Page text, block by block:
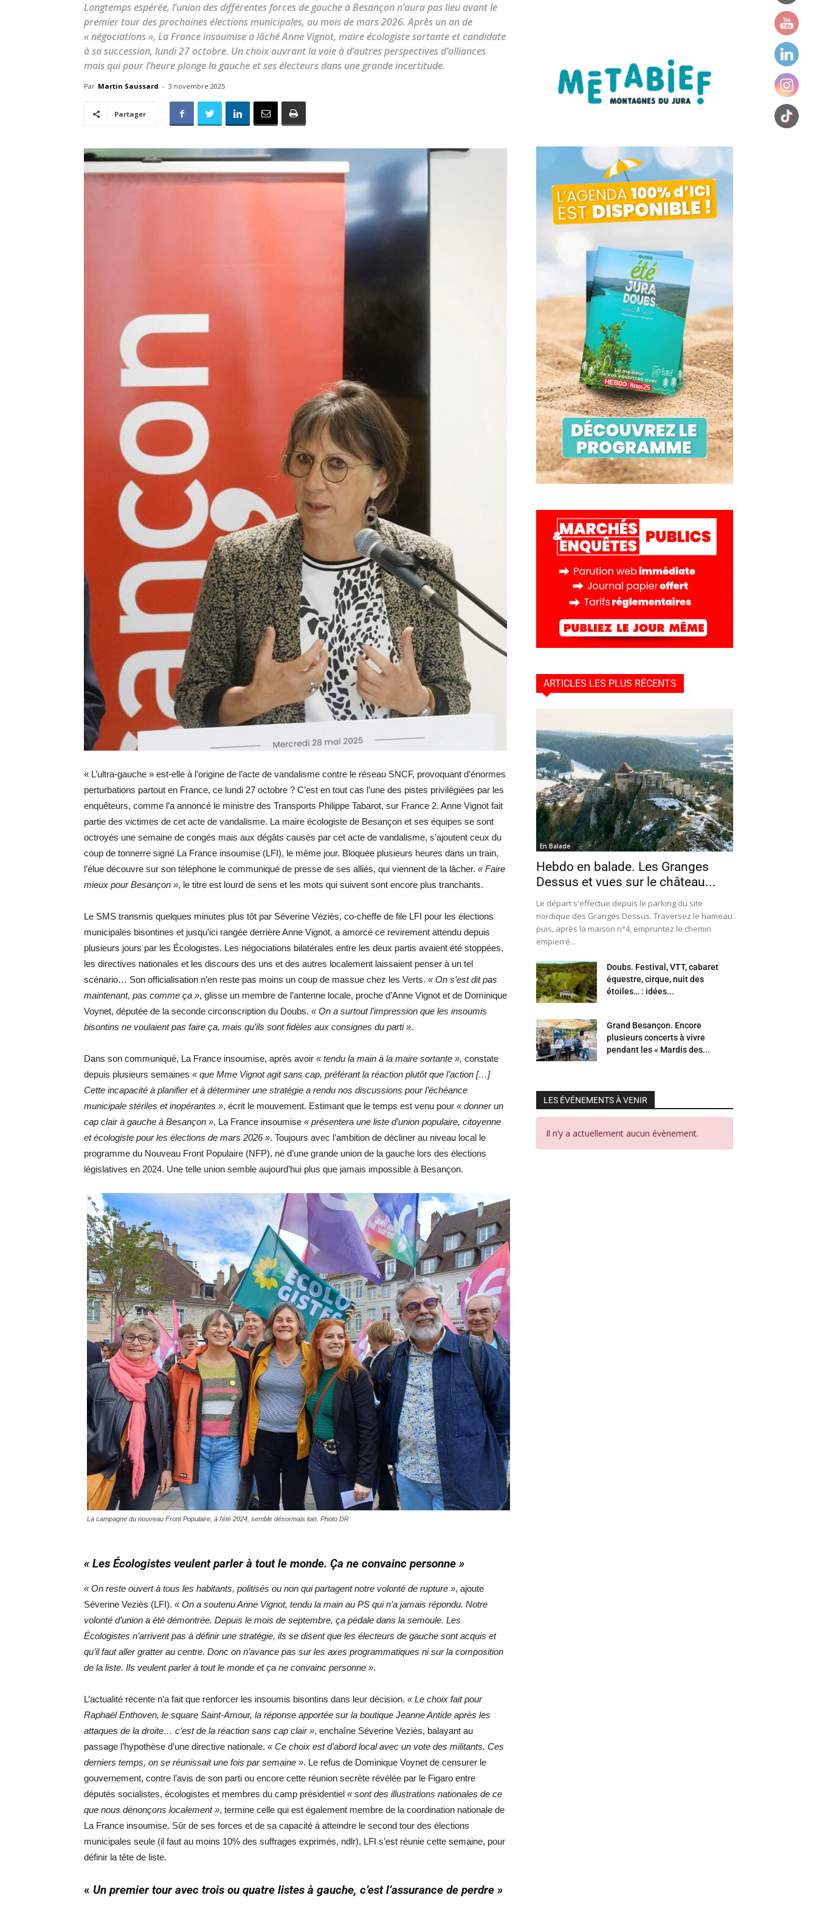
toute
locale
Longtemps espérée, l’union des différentes forces de gauche à Besançon n’aura pas lieu avant le
premier tour des prochaines élections municipales, au mois de mars 2026. Après un an de
« négociations », La France insoumise a lâché Anne Vignot, maire écologiste sortante et candidate
à sa succession, lundi 27 octobre. Un choix ouvrant la voie à d’autres perspectives d’alliances
mais qui pour l’heure plonge la gauche et ses électeurs dans une grande incertitude.
Par Martin Saussard - 3 novembre 2025
Partager
« L’ultra-gauche » est-elle à l’origine de l’acte de vandalisme contre le réseau SNCF, provoquant d’énormes
perturbations partout en France, ce lundi 27 octobre ? C’est en tout cas l’une des pistes privilégiées par les
enquêteurs, comme l’a annoncé le ministre des Transports Philippe Tabarot, sur France 2. Anne Vignot fait
partie des victimes de cet acte de vandalisme. La maire écologiste de Besançon et ses équipes se sont
octroyés une semaine de congés mais aux dégâts causés par cet acte de vandalisme, s’ajoutent ceux du
coup de tonnerre signé La France insoumise (LFI), le même jour. Bloquée plusieurs heures dans un train,
l’élue découvre sur son téléphone le communiqué de presse de ses alliés, qui viennent de la lâcher. « Faire
mieux pour Besançon », le titre est lourd de sens et les mots qui suivent sont encore plus tranchants.
Le SMS transmis quelques minutes plus tôt par Séverine Véziès, co-cheffe de file LFI pour les élections
municipales bisontines et jusqu’ici rangée derrière Anne Vignot, a amorcé ce revirement attendu depuis
plusieurs jours par les Écologistes. Les négociations bilatérales entre les deux partis avaient été stoppées,
les directives nationales et les discours des uns et des autres localement laissaient penser à un tel
scénario… Son officialisation n’en reste pas moins un coup de massue chez les Verts. « On s’est dit pas
maintenant, pas comme ça », glisse un membre de l’antenne locale, proche d’Anne Vignot et de Dominique
Voynet, députée de la seconde circonscription du Doubs. « On a surtout l’impression que les insoumis
bisontins ne voulaient pas faire ça, mais qu’ils sont fidèles aux consignes du parti ».
Dans son communiqué, La France insoumise, après avoir « tendu la main à la maire sortante », constate
depuis plusieurs semaines « que Mme Vignot agit sans cap, préférant la réaction plutôt que l’action […]
Cette incapacité à planifier et à déterminer une stratégie a rendu nos discussions pour l’échéance
municipale stériles et inopérantes », écrit le mouvement. Estimant que le temps est venu pour « donner un
cap clair à gauche à Besançon », La France insoumise « présentera une liste d’union populaire, citoyenne
et écologiste pour les élections de mars 2026 ». Toujours avec l’ambition de décliner au niveau local le
programme du Nouveau Front Populaire (NFP), né d’une grande union de la gauche lors des élections
législatives en 2024. Une telle union semble aujourd’hui plus que jamais impossible à Besançon.
La campagne du nouveau Front Populaire, à l’été 2024, semble désormais loin. Photo DR
« Les Écologistes veulent parler à tout le monde. Ça ne convainc personne »
« On reste ouvert à tous les habitants, politisés ou non qui partagent notre volonté de rupture », ajoute
Séverine Veziès (LFI). « On a soutenu Anne Vignot, tendu la main au PS qui n’a jamais répondu. Notre
volonté d’union a été démontrée. Depuis le mois de septembre, ça pédale dans la semoule. Les
Écologistes n’arrivent pas à définir une stratégie, ils se disent que les électeurs de gauche sont acquis et
qu’il faut aller gratter au centre. Donc on n’avance pas sur les axes programmatiques ni sur la composition
de la liste. Ils veulent parler à tout le monde et ça ne convainc personne ».
L’actualité récente n’a fait que renforcer les insoumis bisontins dans leur décision. « Le choix fait pour
Raphaël Enthoven, le square Saint-Amour, la réponse apportée sur la boutique Jeanne Antide après les
attaques de la droite… c’est de la réaction sans cap clair », enchaîne Séverine Veziès, balayant au
passage l’hypothèse d’une directive nationale. « Ce choix est d’abord local avec un vote des militants. Ces
derniers temps, on se réunissait une fois par semaine ». Le refus de Dominique Voynet de censurer le
gouvernement, contre l’avis de son parti ou encore cette réunion secrète révélée par le Figaro entre
députés socialistes, écologistes et membres du camp présidentiel « sont des illustrations nationales de ce
que nous dénonçons localement », termine celle qui est également membre de la coordination nationale de
La France insoumise. Sûr de ses forces et de sa capacité à atteindre le second tour des élections
municipales seule (il faut au moins 10% des suffrages exprimés, ndlr), LFI s’est réunie cette semaine, pour
définir la tête de liste.
« Un premier tour avec trois ou quatre listes à gauche, c’est l’assurance de perdre »
ARTICLES LES PLUS RÉCENTS
En Balade
Hebdo en balade. Les Granges
Dessus et vues sur le château...
Le départ s'effectue depuis le parking du site
nordique des Granges Dessus. Traversez le hameau
puis, après la maison n°4, empruntez le chemin
empierré...
Doubs. Festival, VTT, cabaret
équestre, cirque, nuit des
étoiles… : idées...
Grand Besançon. Encore
plusieurs concerts à vivre
pendant les « Mardis des...
LES ÉVÉNEMENTS À VENIR
Il n’y a actuellement aucun évènement.